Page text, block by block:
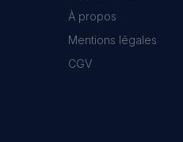
À propos
Mentions légales
CGV